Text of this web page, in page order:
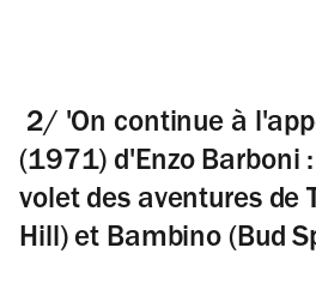
2/ 'On continue à
(1971) d'Enzo Barboni
volet des aventures de
Hill) et Bambino (Bud